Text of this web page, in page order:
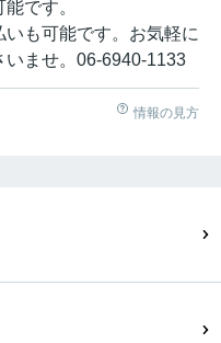
です。
いも可能です。お気軽に
いませ。06-6940-1133
情報の見方